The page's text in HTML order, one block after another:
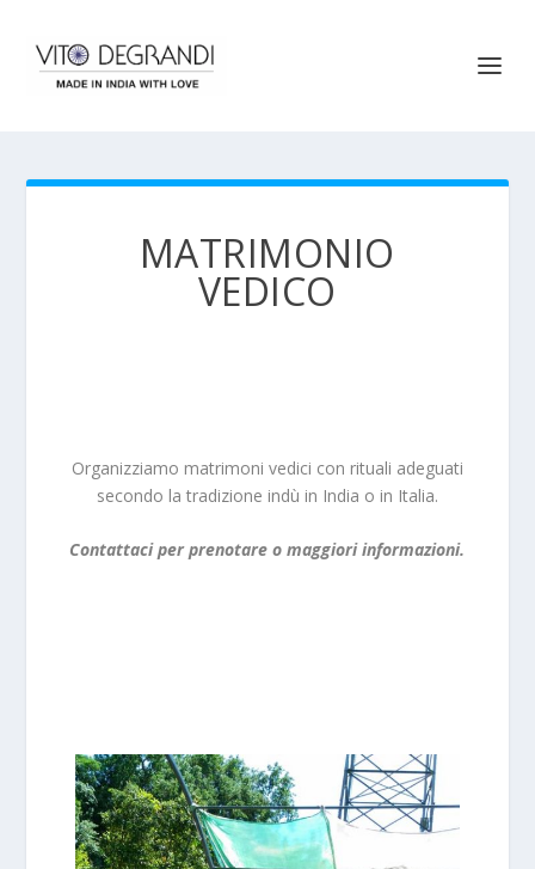
MATRIMONIO
VEDICO
Organizziamo matrimoni vedici con rituali adeguati
secondo la tradizione indù in India o in Italia.
Contattaci per prenotare o maggiori informazioni.